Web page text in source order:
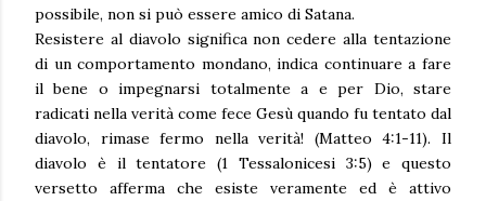
possibile, non si può essere amico di Satana.
Resistere al diavolo significa non cedere alla tentazione
di un comportamento mondano, indica continuare a fare
il bene o impegnarsi totalmente a e per Dio, stare
radicati nella verità come fece Gesù quando fu tentato dal
diavolo, rimase fermo nella verità! (Matteo 4:1-11). Il
diavolo è il tentatore (1 Tessalonicesi 3:5) e questo
versetto afferma che esiste veramente ed è attivo